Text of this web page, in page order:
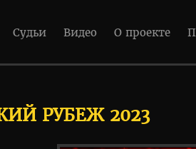
Судьи Видео О проекте
РУБЕЖ 2023